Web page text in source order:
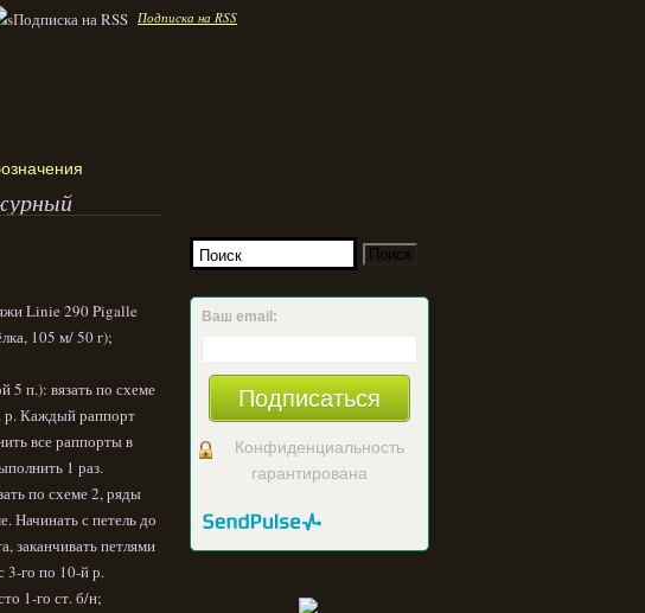
Подписка на RSS
Linie 290 Pigalle
105 м/ 50 г);
5 п.): вязать по схеме
р. Каждый раппорт
все раппорты в
1 раз.
по схеме 2, ряды
Начинать с петель до
заканчивать петлями
3-го по 10-й р.
1-го ст. б/н;
Ваш email:
Подписаться
Конфиденциальность
гарантирована